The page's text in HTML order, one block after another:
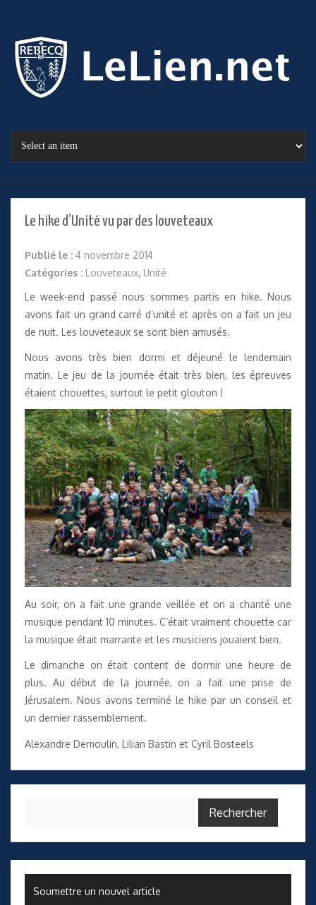
Le hike d’Unité vu par des louveteaux
Publié le : 4 novembre 2014
Catégories : Louveteaux, Unité
Le week-end passé nous sommes partis en hike. Nous
avons fait un grand carré d’unité et après on a fait un jeu
de nuit. Les louveteaux se sont bien amusés.
Nous avons très bien dormi et déjeuné le lendemain
matin. Le jeu de la journée était très bien, les épreuves
étaient chouettes, surtout le petit glouton !
Au soir, on a fait une grande veillée et on a chanté une
musique pendant 10 minutes. C’était vraiment chouette car
la musique était marrante et les musiciens jouaient bien.
Le dimanche on était content de dormir une heure de
plus. Au début de la journée, on a fait une prise de
Jérusalem. Nous avons terminé le hike par un conseil et
un dernier rassemblement.
Alexandre Demoulin, Lilian Bastin et Cyril Bosteels
Soumettre un nouvel article